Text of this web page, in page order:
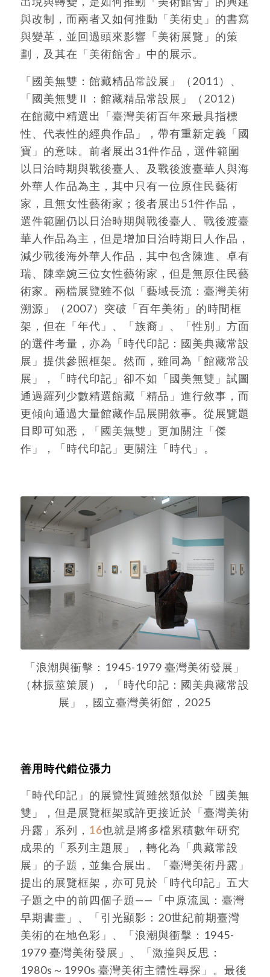
與改制，而兩者又如何推動「美術史」的書寫
與變革，並回過頭來影響「美術展覽」的策
劃，及其在「美術館舍」中的展示。
「國美無雙：館藏精品常設展」（2011）、
「國美無雙Ⅱ：館藏精品常設展」（2012）
在館藏中精選出「臺灣美術百年來最具指標
性、代表性的經典作品」，帶有重新定義「國
寶」的意味。前者展出31件作品，選件範圍
以日治時期與戰後臺人、及戰後渡臺華人與海
外華人作品為主，其中只有一位原住民藝術
家，且無女性藝術家；後者展出51件作品，
選件範圍仍以日治時期與戰後臺人、戰後渡臺
華人作品為主，但是增加日治時期日人作品，
減少戰後海外華人作品，其中包含陳進、卓有
瑞、陳幸婉三位女性藝術家，但是無原住民藝
術家。兩檔展覽雖不似「藝域長流：臺灣美術
溯源」（2007）突破「百年美術」的時間框
架，但在「年代」、「族裔」、「性別」方面
的選件考量，亦為「時代印記：國美典藏常設
展」提供參照框架。然而，雖同為「館藏常設
展」，「時代印記」卻不如「國美無雙」試圖
通過羅列少數精選館藏「精品」進行敘事，而
更傾向通過大量館藏作品展開敘事。從展覽題
目即可知悉，「國美無雙」更加關注「傑
作」，「時代印記」更關注「時代」。
「浪潮與衝擊：1945-1979 臺灣美術發展」
（林振莖策展），「時代印記：國美典藏常設
展」，國立臺灣美術館，2025
善用時代錯位張力
「時代印記」的展覽性質雖然類似於「國美無
雙」，但是展覽框架或許更接近於「臺灣美術
丹露」系列， 16也就是將多檔累積數年研究
成果的「系列主題展」，轉化為「典藏常設
展」的子題，並集合展出。「臺灣美術丹露」
提出的展覽框架，亦可見於「時代印記」五大
子題之中的前四個子題——「中原流風：臺灣
早期書畫」、「引光顯影：20世紀前期臺灣
美術的在地色彩」、「浪潮與衝擊：1945-
1979 臺灣美術發展」、「激撞與反思：
1980s～1990s 臺灣美術主體性尋探」。最後